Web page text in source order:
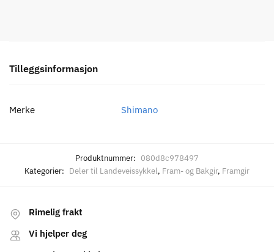
Tilleggsinformasjon
Merke Shimano
Produktnummer: 080d8c978497
Kategorier: Deler til Landeveissykkel, Fram- og Bakgir, Framgir
Rimelig frakt
Vi hjelper deg